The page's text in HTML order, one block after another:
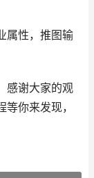
性，推图输
感谢大家的观
你来发现，